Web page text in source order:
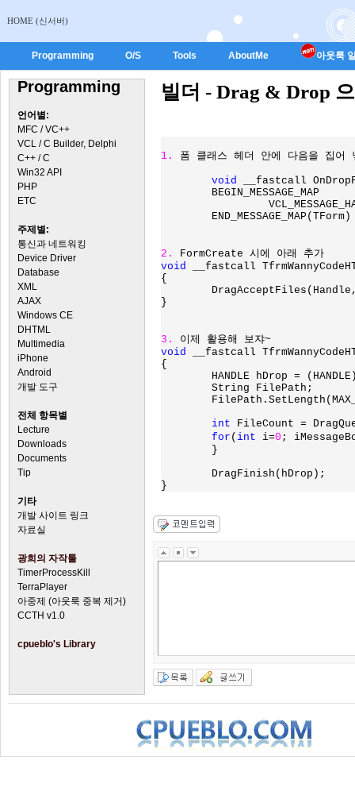
HOME (신서버)
Programming O/S Tools AboutMe 아웃룩
Programming
언어별:
MFC / VC++
VCL / C Builder, Delphi
C++ / C
Win32 API
PHP
ETC
주제별:
통신과 네트워킹
Device Driver
Database
XML
AJAX
Windows CE
DHTML
Multimedia
iPhone
Android
개발 도구
전체 항목별
Lecture
Downloads
Documents
Tip
기타
개발 사이트 링크
자료실
광희의 자작툴
TimerProcessKill
TerraPlayer
아중제 (아웃룩 중복 제거)
CCTH v1.0
cpueblo's Library
빌더 - Drag & Drop
1. 폼 클래스 헤더 안에 다음을 집어
void
__fastcall
2.
void
__fastcall
{
}
3.
void
__fastcall
{
int FileCount =
for ( int i=0 ; i
}